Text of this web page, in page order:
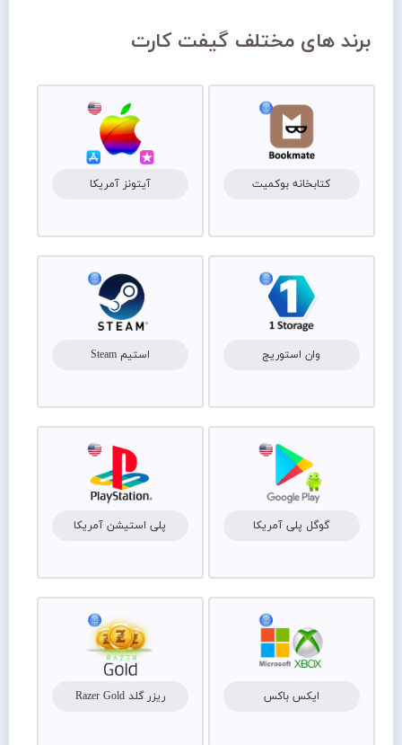
برند های مختلف گیفت کارت
کتابخانه بوکمیت آیتونز آمریکا
وان استوریج استیم Steam
گوگل پلی آمریکا پلی استیشن آمریکا
ایکس باکس ریزر گلد Razer Gold